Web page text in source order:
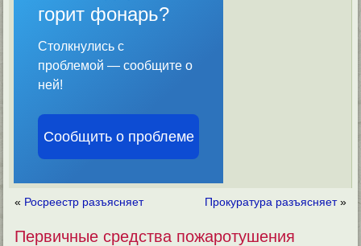
горит фонарь?
Столкнулись с
проблемой — сообщите о
ней!
Сообщить о проблеме
« Росреестр разъясняет Прокуратура разъясняет»
Первичные средства пожаротушения